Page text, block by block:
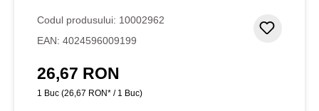
Codul produsului: 10002962
EAN: 4024596009199
Preț obișnuit:
26,67 RON
1 Buc (26,67 RON* / 1 Buc)